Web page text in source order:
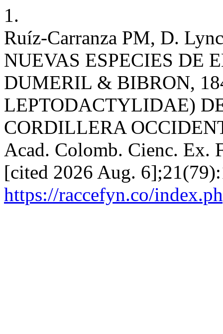
1.
Ruíz-Carranza PM, D.
NUEVAS ESPECIES DE
DUMERIL & BIBRON,
LEPTODACTYLIDAE)
CORDILLERA
Acad. Colomb. Cienc. Ex.
[cited 2026 Aug.
https://raccefyn.co/